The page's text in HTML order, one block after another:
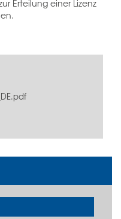
Erteilung einer Lizenz